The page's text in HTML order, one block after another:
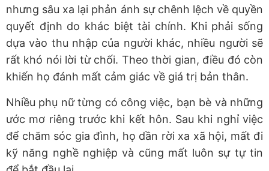
nhưng sâu xa lại phản ánh sự chênh lệch về quyền
quyết định do khác biệt tài chính. Khi phải sống
dựa vào thu nhập của người khác, nhiều người sẽ
rất khó nói lời từ chối. Theo thời gian, điều đó còn
khiến họ đánh mất cảm giác về giá trị bản thân.
Nhiều phụ nữ từng có công việc, bạn bè và những
ước mơ riêng trước khi kết hôn. Sau khi nghỉ việc
để chăm sóc gia đình, họ dần rời xa xã hội, mất đi
kỹ năng nghề nghiệp và cũng mất luôn sự tự tin